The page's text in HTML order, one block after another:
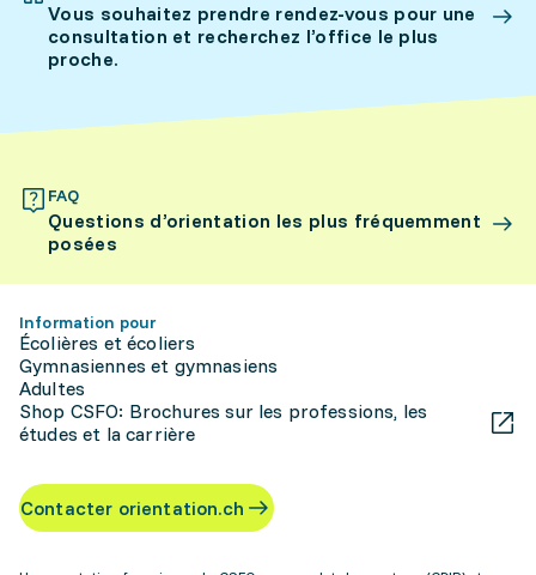
Vous souhaitez prendre rendez-vous pour une
consultation et recherchez l’office le plus
proche.
FAQ
Questions d’orientation les plus fréquemment
posées
Information pour
Écolières et écoliers
Gymnasiennes et gymnasiens
Adultes
Shop CSFO: Brochures sur les professions, les
études et la carrière
Contacter orientation.ch